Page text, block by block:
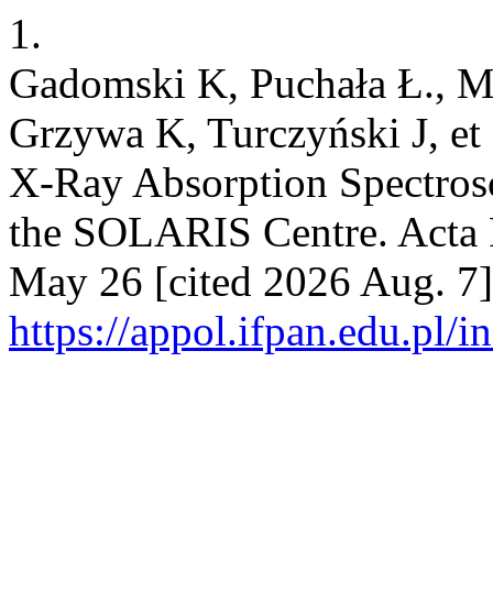
1.
Gadomski K, Puchała Ł.,
Grzywa K, Turczyński J,
X-Ray Absorption
the SOLARIS Centre.
May 26 [cited 2026 Aug.
https://appol.ifpan.edu.pl/